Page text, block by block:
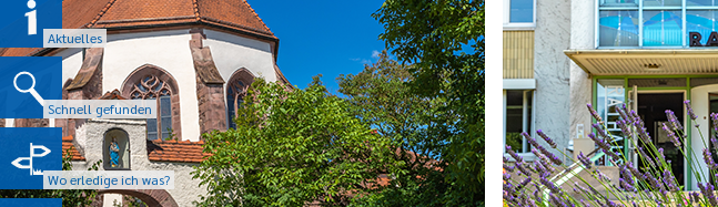
Aktuelles
Schnell gefunden
Wo erledige ich was?